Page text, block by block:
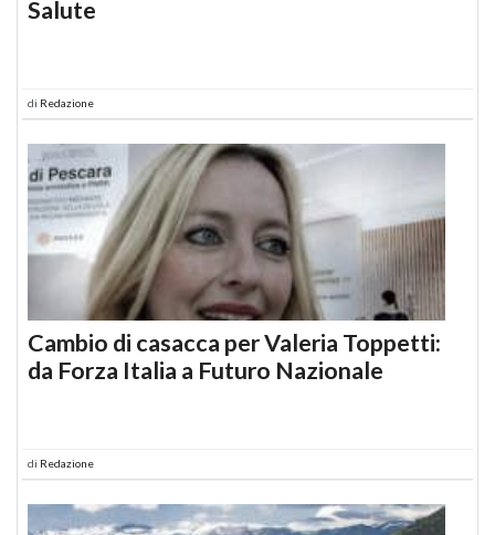
Salute
di Redazione
Cambio di casacca per Valeria Toppetti:
da Forza Italia a Futuro Nazionale
di Redazione